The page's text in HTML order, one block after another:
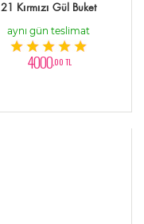
21 Kırmızı Gül Buket
aynı gün teslimat
4000,00 TL